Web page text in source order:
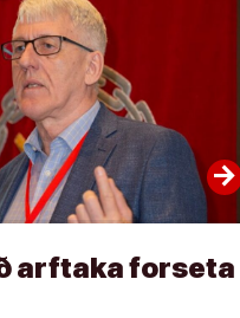
arrow_forward
arftaka forseta